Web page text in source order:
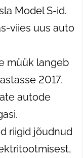
Model S-id.
viies uus auto
müük langeb
2017.
autode
riigid jõudnud